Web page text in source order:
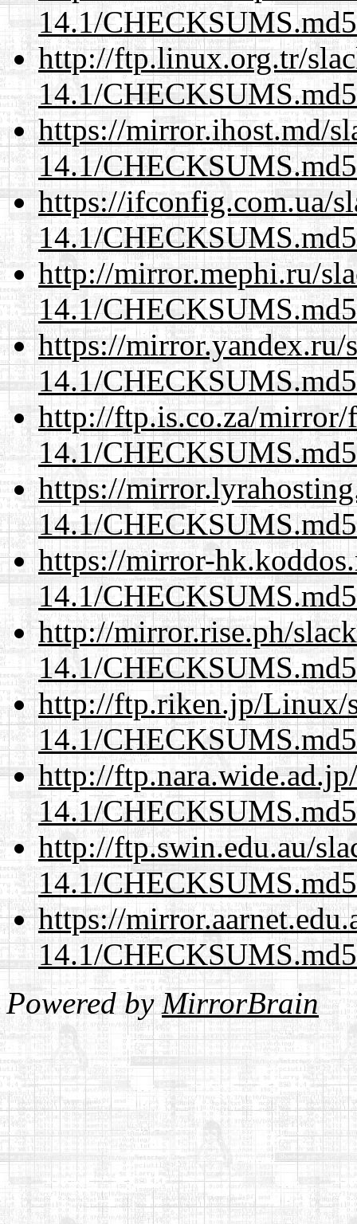
14.1/
http://ftp.linux.org.tr/
14.1/
https://mirror.ihost.md/
14.1/
https://ifconfig.com.ua/
14.1/
http://mirror.mephi.ru/
14.1/
https://mirror.yandex.ru/
14.1/
http://ftp.is.co.za/mirror/
14.1/
https://
14.1/
https://mirror-
14.1/
http://mirror.rise.ph/
14.1/
http://ftp.riken.jp/Linux/
14.1/
http://
14.1/
http://ftp.swin.edu.au/
14.1/
https://
14.1/
Powered byMirrorBrain